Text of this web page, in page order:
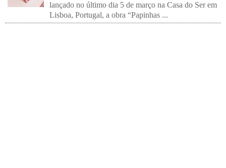
lançado no último dia 5 de março na Casa do Ser em
Lisboa, Portugal, a obra “Papinhas ...